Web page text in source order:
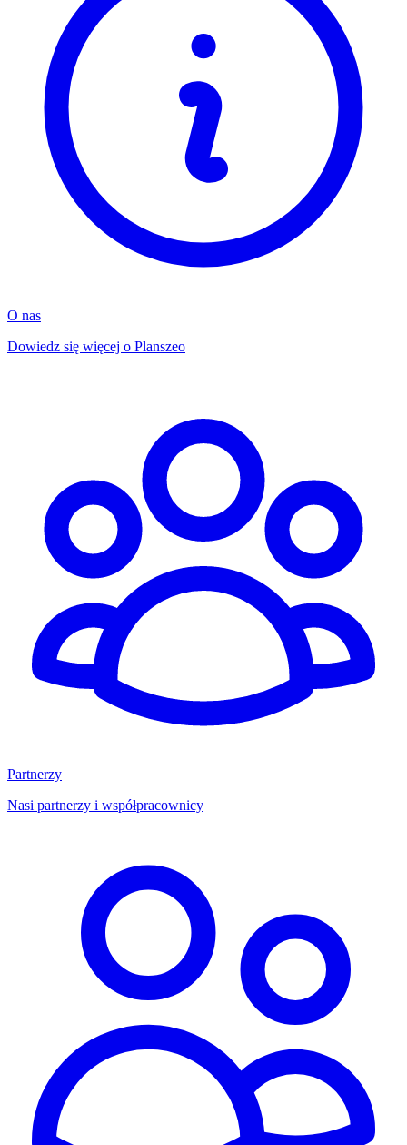
O nas
Dowiedz się więcej o Planszeo
Partnerzy
Nasi partnerzy i współpracownicy